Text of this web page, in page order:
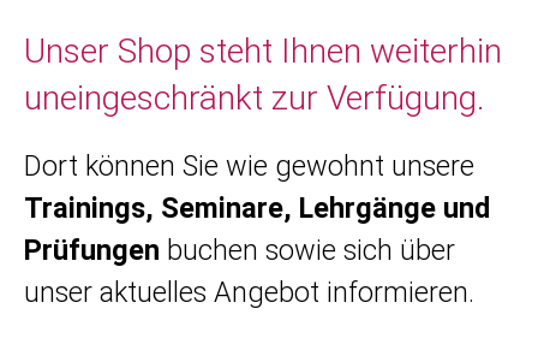
Unser Shop steht Ihnen weiterhin
uneingeschränkt zur Verfügung.
Dort können Sie wie gewohnt unsere
Trainings, Seminare, Lehrgänge und
Prüfungen buchen sowie sich über
unser aktuelles Angebot informieren.